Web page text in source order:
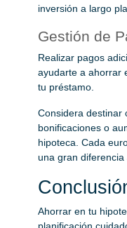
inversión a largo
Gestión de
Realizar pagos
ayudarte a ahorrar
tu préstamo.
Considera destinar
bonificaciones o
hipoteca. Cada
una gran diferencia
Ahorrar en tu